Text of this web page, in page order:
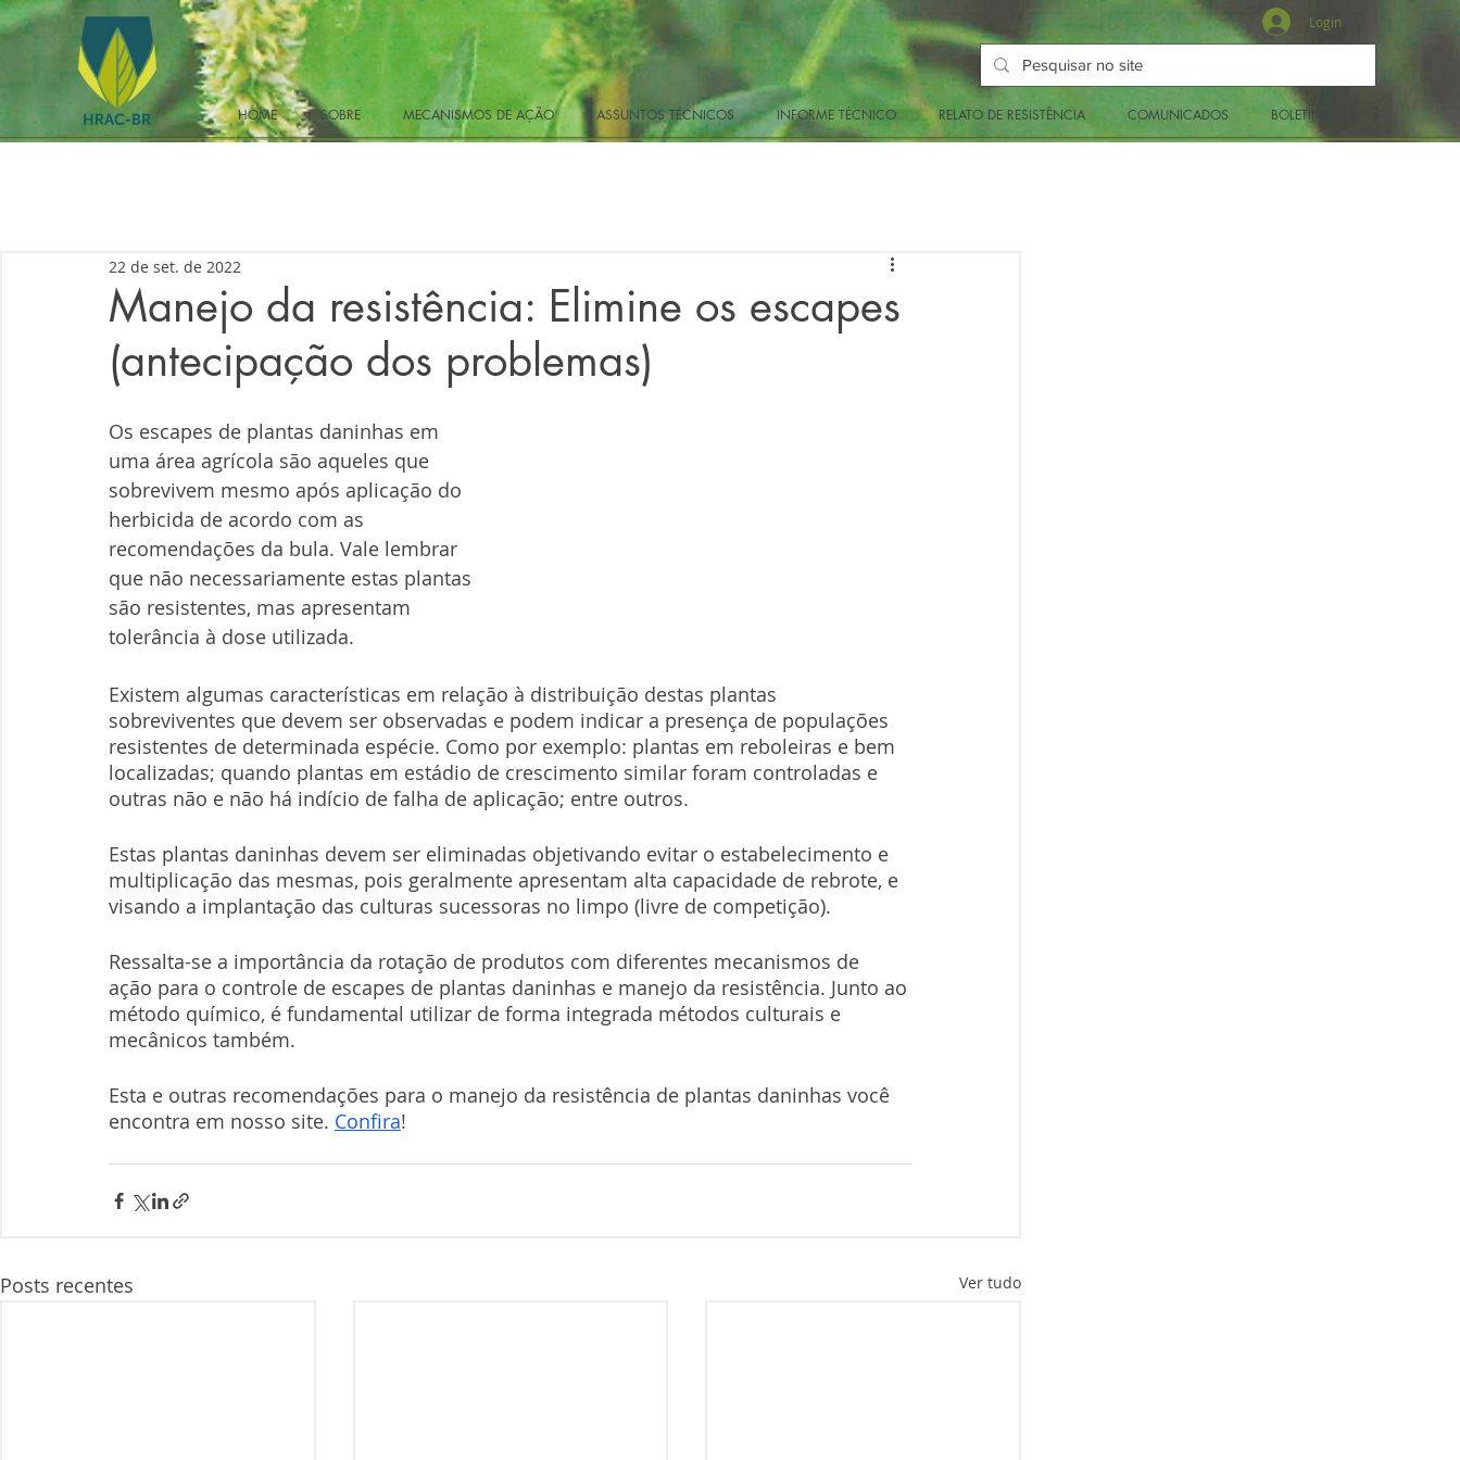
Login
HOME SOBRE MECANISMOS DE AÇÃO ASSUNTOS TÉCNICOS INFORME TÉCNICO RELATO DE RESISTÊNCIA COMUNICADOS BOLETINS
Manejo da resistência: Elimine os escapes
(antecipação dos problemas)
22 de set. de 2022
Os escapes de plantas daninhas em
uma área agrícola são aqueles que
sobrevivem mesmo após aplicação do
herbicida de acordo com as
recomendações da bula. Vale lembrar
que não necessariamente estas plantas
são resistentes, mas apresentam
tolerância à dose utilizada.
Existem algumas características em relação à distribuição destas plantas
sobreviventes que devem ser observadas e podem indicar a presença de populações
resistentes de determinada espécie. Como por exemplo: plantas em reboleiras e bem
localizadas; quando plantas em estádio de crescimento similar foram controladas e
outras não e não há indício de falha de aplicação; entre outros.
Estas plantas daninhas devem ser eliminadas objetivando evitar o estabelecimento e
multiplicação das mesmas, pois geralmente apresentam alta capacidade de rebrote, e
visando a implantação das culturas sucessoras no limpo (livre de competição).
Ressalta-se a importância da rotação de produtos com diferentes mecanismos de
ação para o controle de escapes de plantas daninhas e manejo da resistência. Junto ao
método químico, é fundamental utilizar de forma integrada métodos culturais e
mecânicos também.
Esta e outras recomendações para o manejo da resistência de plantas daninhas você
encontra em nosso site. Confira!
Posts recentes Ver tudo